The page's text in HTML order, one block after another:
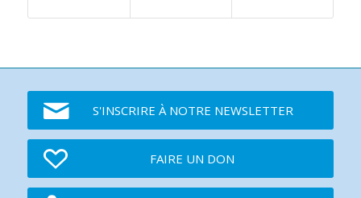
S'INSCRIRE À NOTRE NEWSLETTER
FAIRE UN DON